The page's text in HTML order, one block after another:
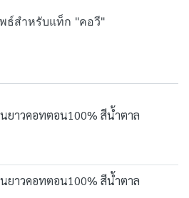
ธ์สำหรับแท็ก "คอวี"
ยาวคอทตอน100% สีน้ำตาล
ยาวคอทตอน100% สีน้ำตาล